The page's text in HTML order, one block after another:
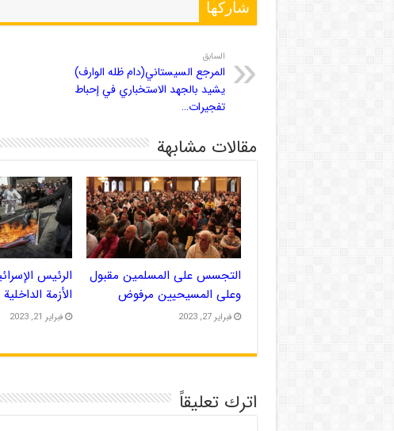
شاركها
السابق
المرجع السيستاني(دام ظله الوارف)
يشيد بالجهد الاستخباري في إحباط
تفجيرات…
مقالات مشابهة
التجسس على المسلمين مقبول
وعلى المسيحيين مرفوض
فبراير 27, 2023
الرئيس
الأزمة
فبراير 21, 2023
اترك تعليقاً